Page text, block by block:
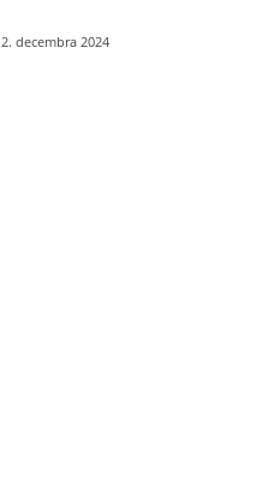
2. decembra 2024